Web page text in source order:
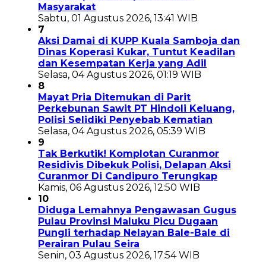
Masyarakat
Sabtu, 01 Agustus 2026, 13:41 WIB
7
Aksi Damai di KUPP Kuala Samboja dan
Dinas Koperasi Kukar, Tuntut Keadilan
dan Kesempatan Kerja yang Adil
Selasa, 04 Agustus 2026, 01:19 WIB
8
Mayat Pria Ditemukan di Parit
Perkebunan Sawit PT Hindoli Keluang,
Polisi Selidiki Penyebab Kematian
Selasa, 04 Agustus 2026, 05:39 WIB
9
Tak Berkutik! Komplotan Curanmor
Residivis Dibekuk Polisi, Delapan Aksi
Curanmor Di Candipuro Terungkap
Kamis, 06 Agustus 2026, 12:50 WIB
10
Diduga Lemahnya Pengawasan Gugus
Pulau Provinsi Maluku Picu Dugaan
Pungli terhadap Nelayan Bale-Bale di
Perairan Pulau Seira
Senin, 03 Agustus 2026, 17:54 WIB